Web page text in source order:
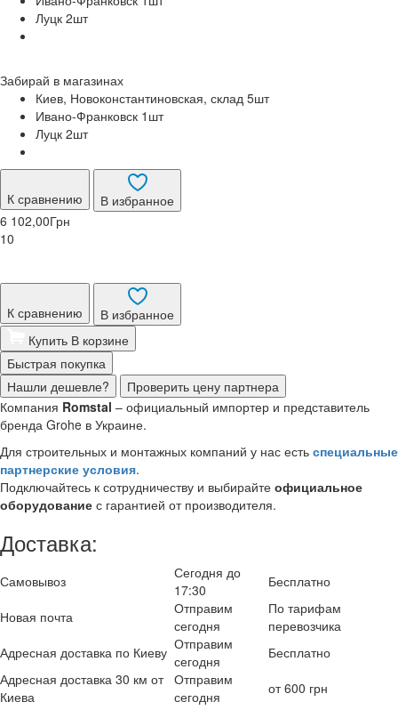
Луцк 2шт
Забирай в магазинах
Киев, Новоконстантиновская, склад 5шт
Ивано-Франковск 1 шт
Луцк 2шт
К сравнению
В избранное
6 102,00Грн
10
К сравнению
В избранное
Купить В корзине
Быстрая покупка
Нашли дешевле?
Проверить цену партнера
Компания Romstal – официальный импортер и представитель
бренда Grohe в Украине.
Для строительных и монтажных компаний у нас есть специальные
партнерские условия.
Подключайтесь к сотрудничеству и выбирайте официальное
оборудование с гарантией от производителя.
Доставка:
Самовывоз
Сегодня до
17:30
Бесплатно
Новая почта
Отправим
сегодня
По тарифам
перевозчика
Адресная доставка по Киеву Отправим
сегодня
Бесплатно
Адресная доставка 30 км от
Киева
Отправим
сегодня
от 600 грн